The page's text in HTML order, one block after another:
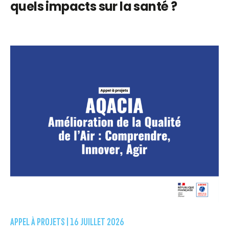
quels impacts sur la santé ?
APPEL À PROJETS | 16 JUILLET 2026